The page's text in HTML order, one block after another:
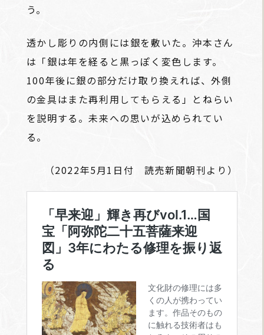
う。
透かし彫りの内側には銀を敷いた。沖本さん
は「銀は年を経ると黒っぽく変色します。
100年後に銀の部分だけ取り換えれば、外側
の金具はまた再利用してもらえる」とねらい
を説明する。未来への思いが込められてい
る。
（2022年5月1日付 読売新聞朝刊より）